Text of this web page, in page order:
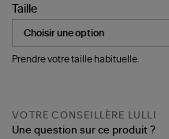
Marine
Rayures
Écru
Taille
Prendre votre taille habituelle.
VOTRE CONSEILLÈRE LULLI
Une question sur ce produit ?